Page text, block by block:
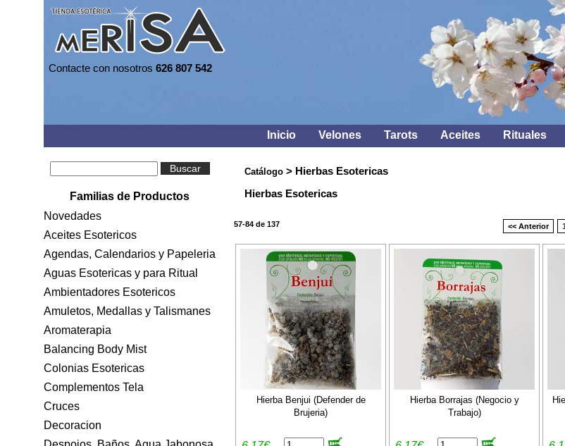
Contacte con nosotros 626 807 542
Inicio Velones Tarots Aceites Rituales
Buscar
Familias de Productos
Novedades
Aceites Esotericos
Agendas, Calendarios y Papeleria
Aguas Esotericas y para Ritual
Ambientadores Esotericos
Amuletos, Medallas y Talismanes
Aromaterapia
Balancing Body Mist
Colonias Esotericas
Complementos Tela
Cruces
Decoracion
Catálogo > Hierbas Esotericas
Hierbas Esotericas
57-84 de 137 << Anterior 1
Hierba Benjui (Defender de
Brujeria)
Hierba Borrajas (Negocio y
Trabajo)